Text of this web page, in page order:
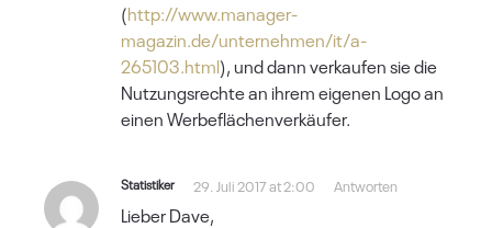
(http://www.manager-
magazin.de/unternehmen/it/a-
265103.html), und dann verkaufen sie die
Nutzungsrechte an ihrem eigenen Logo an
einen Werbeflächenverkäufer.
Statistiker 29. Juli 2017 at 2:00 Antworten
Lieber Dave,